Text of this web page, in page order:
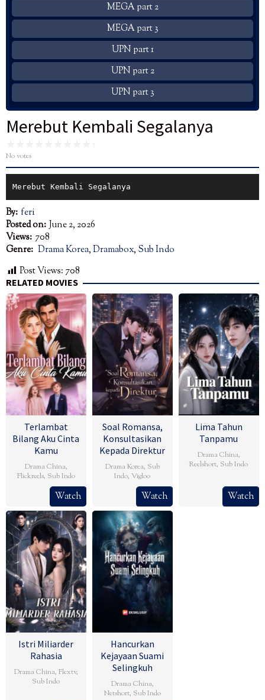
MEGA part 2
MEGA part 3
UPN part 1
UPN part 2
UPN part 3
Merebut Kembali Segalanya
No votes
Merebut Kembali Segalanya
By: feri
Posted on: June 2, 2026
Views: 708
Genre: Drama Korea,Dramabox, Sub Indo
Post Views: 708
RELATED MOVIES
Terlambat
Bilang Aku Cinta
Kamu
Drama China,
Flickreels, Sub Indo
Watch
Soal Romansa,
Konsultasikan
Kepada Direktur
Drama Korea, Sub
Indo,Vigloo
Watch
Lima Tahun
Tanpamu
Drama China,
Reelshort, Sub Indo
Watch
Istri Miliarder
Rahasia
Drama China, Flextv,
Sub Indo
Hancurkan
Kejayaan Suami
Selingkuh
Drama China,
Netshort, Sub Indo